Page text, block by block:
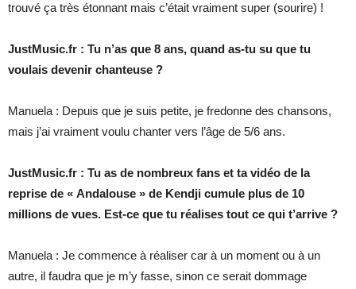
trouvé ça très étonnant mais c’était vraiment super (sourire) !
JustMusic.fr : Tu n’as que 8 ans, quand as-tu su que tu
voulais devenir chanteuse ?
Manuela : Depuis que je suis petite, je fredonne des chansons,
mais j’ai vraiment voulu chanter vers l’âge de 5/6 ans.
JustMusic.fr : Tu as de nombreux fans et ta vidéo de la
reprise de « Andalouse » de Kendji cumule plus de 10
millions de vues. Est-ce que tu réalises tout ce qui t’arrive ?
Manuela : Je commence à réaliser car à un moment ou à un
autre, il faudra que je m’y fasse, sinon ce serait dommage